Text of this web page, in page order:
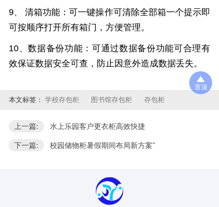
9、 清箱功能：可一键操作可清除全部箱一个提示即
可按顺序打开所有箱门，方便管理。
10、数据备份功能：可通过数据备份功能可合理有
效保证数据安全可查，防止因意外造成数据丢失。
本文标签： 学校存包柜 图书馆存包柜 存包柜
上一篇: 水上乐园客户更衣柜高效快捷
下一篇: 校园储物柜暑假期间布局新方案"
置顶